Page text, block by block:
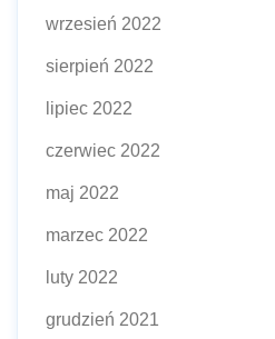
wrzesień 2022
sierpień 2022
lipiec 2022
czerwiec 2022
maj 2022
marzec 2022
luty 2022
grudzień 2021